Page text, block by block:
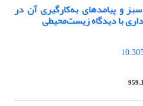
و پیامدهای به‌کارگیری آن در
با دیدگاه زیست‌محیطی